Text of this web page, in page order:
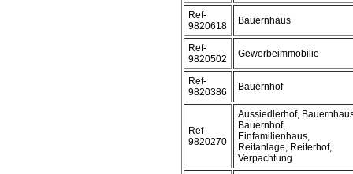
Ref-
9820618
Bauernhaus
Ref-
9820502
Gewerbeimmobilie
Ref-
9820386
Bauernhof
Ref-
9820270
Aussiedlerhof,
Bauernhof,
Einfamilienhaus,
Reitanlage, Reiterhof,
Verpachtung